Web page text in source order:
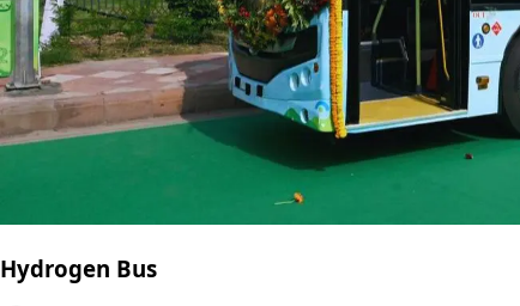
Hydrogen Bus